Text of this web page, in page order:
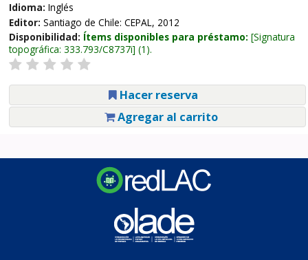
Idioma: Inglés
Editor: Santiago de Chile: CEPAL, 2012
Disponibilidad: Ítems disponibles para préstamo: Signatura
topográfica: 333.793/C8737i (1).
Hacer reserva
Agregar al carrito